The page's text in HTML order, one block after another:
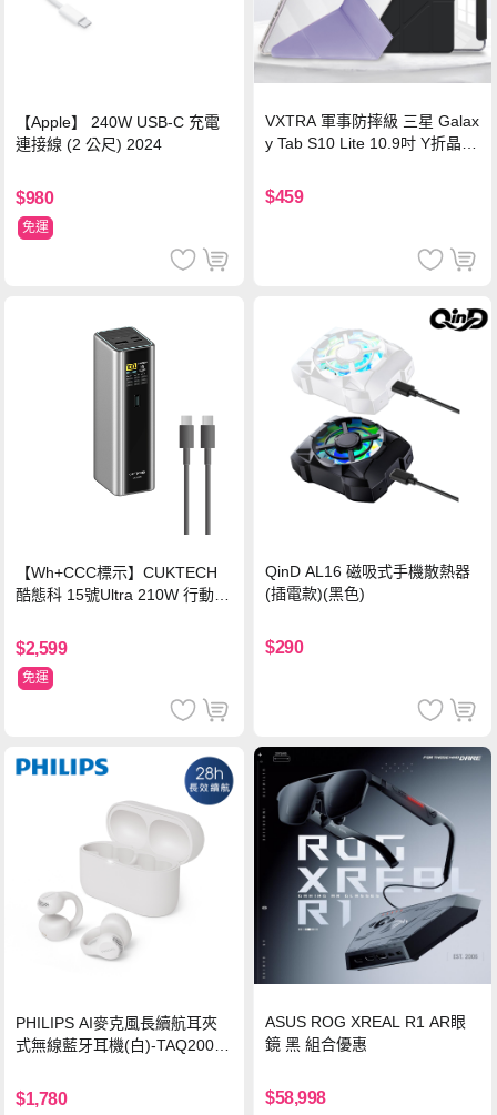
【Apple】 240W USB-C 充電
連接線 (2 公尺) 2024
$980
免運
VXTRA 軍事防摔級 三星 Galax
y Tab S10 Lite 10.9吋 Y折晶透
$459
【Wh+CCC標示】CUKTECH
酷態科 15號Ultra 210W 行動電
$2,599
免運
QinD AL16 磁吸式手機散熱器
(插電款)(黑色)
$290
PHILIPS AI麥克風長續航耳夾
式無線藍牙耳機(白)-TAQ2000
$1,780
ASUS ROG XREAL R1 AR眼
鏡 黑 組合優惠
$58,998